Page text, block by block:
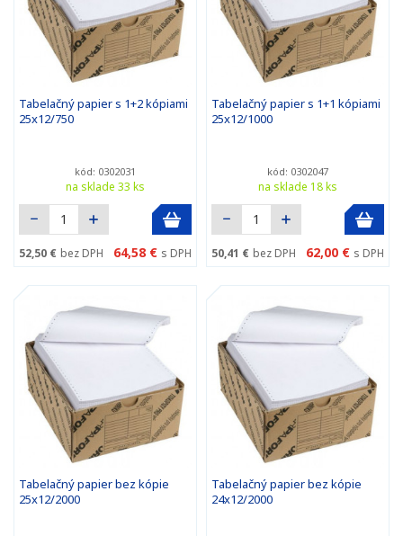
Tabelačný papier s 1+2 kópiami
25x12/750
kód: 0302031
na sklade 33 ks
52,50 € bez DPH 64,58 € s DPH
Tabelačný papier s 1+1 kópiami
25x12/1000
kód: 0302047
na sklade 18 ks
50,41 € bez DPH 62,00 € s DPH
Tabelačný papier bez kópie
25x12/2000
Tabelačný papier bez kópie
24x12/2000